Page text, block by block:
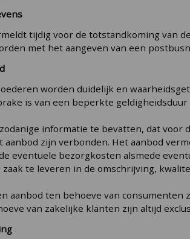
tijdig voor de totstandkoming van
met het aangeven van een
worden duidelijk en
is van een beperkte
informatie te bevatten, dat
aanbod zijn verbonden. Het aanbod
eventuele bezorgkosten alsmede
zaak te leveren in de omschrijving,
aanbod ten behoeve van
van zakelijke klanten zijn altijd